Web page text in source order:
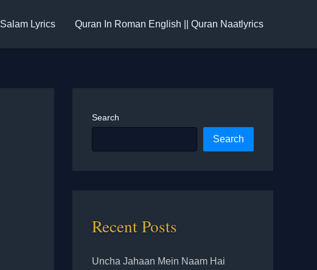
Salam Lyrics Quran In Roman English || Quran Naatlyrics
Search
Search
Recent Posts
Uncha Jahaan Mein Naam Hai